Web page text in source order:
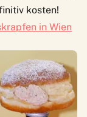
kosten!
in Wien